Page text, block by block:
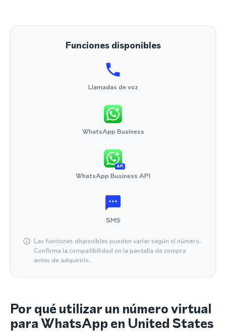
Funciones disponibles
Llamadas de voz
WhatsApp Business
API
WhatsApp Business API
SMS
Las funciones disponibles pueden variar según el número.
Confirma la compatibilidad en la pantalla de compra
antes de adquirirlo.
Por qué utilizar un número virtual
para WhatsApp en United States